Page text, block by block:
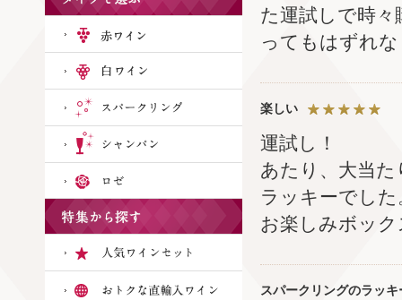
た運試しで時
ってもはずれ
楽しい
運試し！
あたり、大当
ラッキーでし
お楽しみボッ
スパークリングのラッ